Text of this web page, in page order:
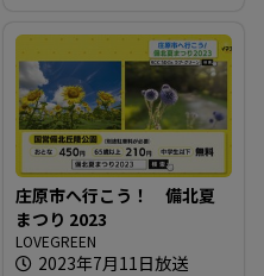
庄原市へ行こう！ 備北夏
まつり 2023
LOVEGREEN
2023年7月11日放送